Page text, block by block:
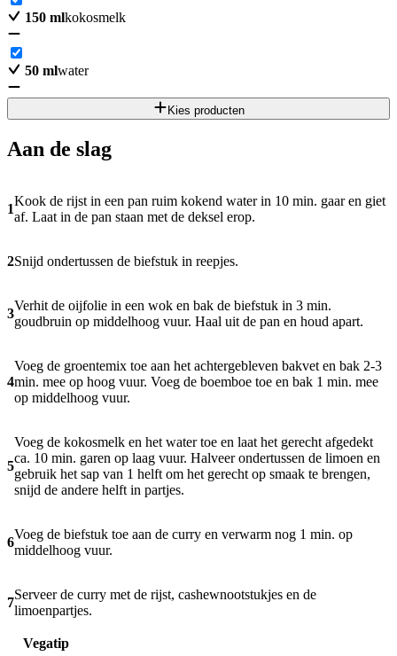
150 mlkokosmelk
50 mlwater
Kies producten
Aan de slag
1
Kook de rijst in een pan ruim kokend water in 10 min. gaar en giet
af. Laat in de pan staan met de deksel erop.
2Snijd ondertussen de biefstuk in reepjes.
3
Verhit de oijfolie in een wok en bak de biefstuk in 3 min.
goudbruin op middelhoog vuur. Haal uit de pan en houd apart.
4
Voeg de groentemix toe aan het achtergebleven bakvet en bak 2-3
min. mee op hoog vuur. Voeg de boemboe toe en bak 1 min. mee
op middelhoog vuur.
5
Voeg de kokosmelk en het water toe en laat het gerecht afgedekt
ca. 10 min. garen op laag vuur. Halveer ondertussen de limoen en
gebruik het sap van 1 helft om het gerecht op smaak te brengen,
snijd de andere helft in partjes.
6
Voeg de biefstuk toe aan de curry en verwarm nog 1 min. op
middelhoog vuur.
7
Serveer de curry met de rijst, cashewnootstukjes en de
limoenpartjes.
Vegatip